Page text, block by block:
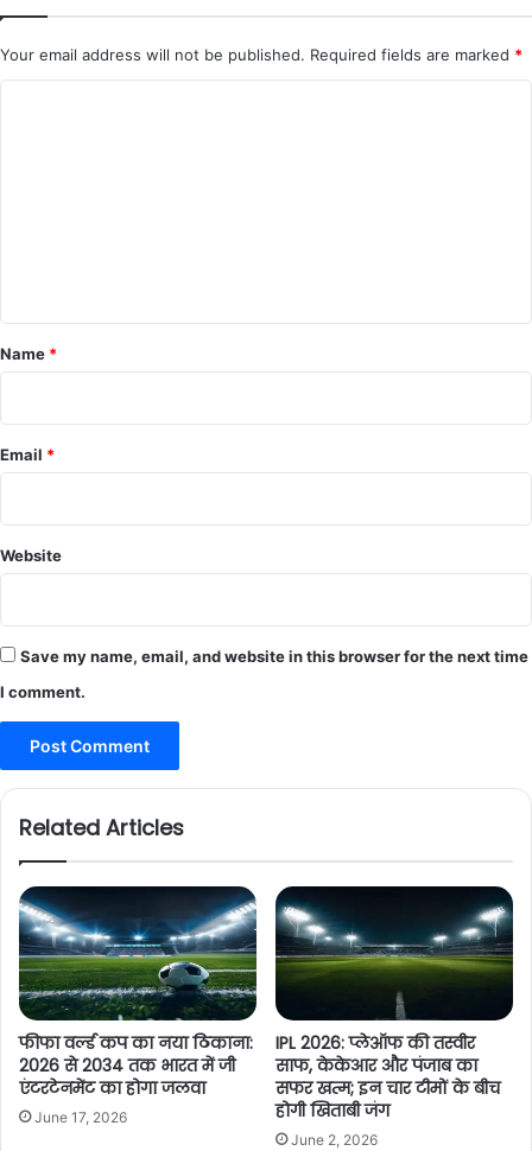
Your email address will not be published. Required fields are marked *
*
Name *
Email *
Website
Save my name, email, and website in this browser for the next time
I comment.
Related Articles
फीफा वर्ल्ड कप का नया ठिकाना:
2026 से 2034 तक भारत में जी
एंटरटेनमेंट का होगा जलवा
June 17, 2026
IPL 2026: प्लेऑफ की तस्वीर
साफ, केकेआर और पंजाब का
सफर खत्म; इन चार टीमों के बीच
होगी खिताबी जंग
June 2, 2026